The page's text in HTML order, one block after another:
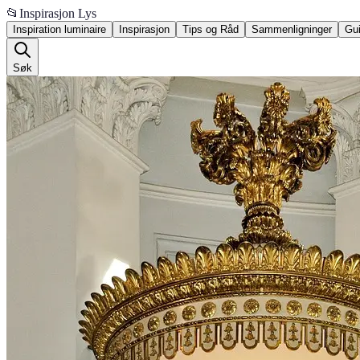
📂 Inspirasjon Lys
Inspiration luminaire Inspirasjon Tips og Råd Sammenligninger
Søk